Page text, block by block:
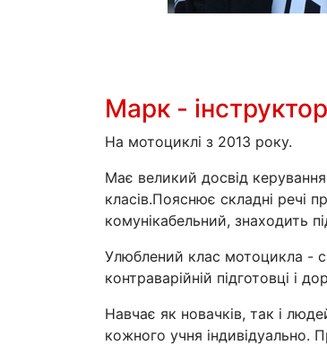
Марк - інструктор
На мотоциклі з 2013 року.
Має великий досвід
класів.Пояснює складні речі
комунікабельний, знаходить
Улюблений клас мотоцикла -
контраварійній підготовці і
Навчає як новачків, так і
кожного учня індивідуально.